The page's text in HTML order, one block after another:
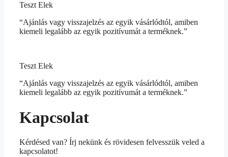
Teszt Elek
“Ajánlás vagy visszajelzés az egyik vásárlódtól, amiben
kiemeli legalább az egyik pozitívumát a terméknek.”
Teszt Elek
“Ajánlás vagy visszajelzés az egyik vásárlódtól, amiben
kiemeli legalább az egyik pozitívumát a terméknek.”
Kapcsolat
Kérdésed van? Írj nekünk és rövidesen felvesszük veled a
kapcsolatot!